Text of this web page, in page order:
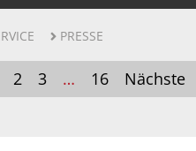
PRESSE
2 3 … 16 Nächste